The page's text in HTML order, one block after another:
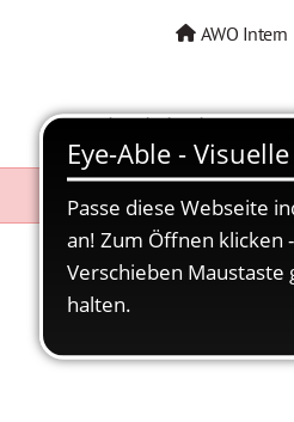
AWO Intern
AWO als Arbeitgeber